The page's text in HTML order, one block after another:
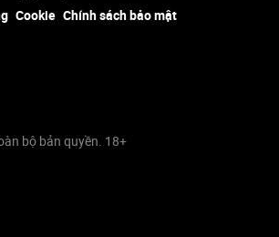
Cookie Chính sách bảo mật
bộ bản quyền. 18+